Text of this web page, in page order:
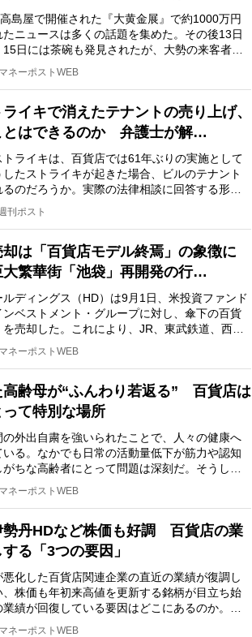
島屋で開催された『大黄金展』で約1000万円
ニュースは多くの話題を集めた。その後13日
日には茶碗も発見されたが、大勢の来客者で
マネーポストWEB
イキで消えたテナントの売り上げ、
とはできるのか 弁護士が解…
ライキは、百貨店では61年ぶりの実施として
たストライキが起きた場合、ビルのテナント
のだろうか。実際の法律相談に回答する形
己…
刊ポスト
却は「百貨店モデル終焉」の象徴に
繁華街「池袋」再開発の行…
ディングス（HD）は9月1日、米投資ファンド
ベストメント・グループに対し、傘下の百貨
売却した。これにより、JR、東武鉄道、西武
マネーポストWEB
高齢母が“ふんわり若返る” 百貨店は
て特別な場所
外出自粛を強いられたことで、人々の健康へ
る。なかでも日常の活動量低下が筋力や認知
ちな高齢者にとって問題は深刻だ。そうした
マネーポストWEB
勢丹HDなど株価も好調 百貨店の業
る「3つの要因」
化した百貨店関連企業の直近の業績が復調し
株価も年初来高値を更新する銘柄が目立ち始
績が回復している要因はどこにあるのか。個
マネーポストWEB